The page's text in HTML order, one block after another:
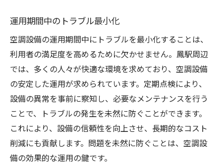
運用期間中のトラブル最小化
空調設備の運用期間中にトラブルを最小化することは、
利用者の満足度を高めるために欠かせません。鳳駅周辺
では、多くの人々が快適な環境を求めており、空調設備
の安定した運用が求められています。定期点検により、
設備の異常を事前に察知し、必要なメンテナンスを行う
ことで、トラブルの発生を未然に防ぐことができます。
これにより、設備の信頼性を向上させ、長期的なコスト
削減にも貢献します。問題を未然に防ぐことは、空調設
備の効果的な運用の鍵です。